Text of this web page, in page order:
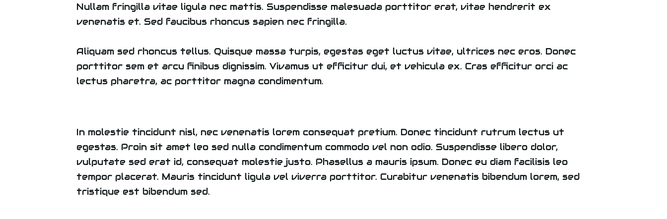
Nullam fringilla vitae ligula nec mattis. Suspendisse malesuada porttitor erat, vitae hendrerit ex
venenatis et. Sed faucibus rhoncus sapien nec fringilla.
Aliquam sed rhoncus tellus. Quisque massa turpis, egestas eget luctus vitae, ultrices nec eros. Donec
porttitor sem et arcu finibus dignissim. Vivamus ut efficitur dui, et vehicula ex. Cras efficitur orci ac
lectus pharetra, ac porttitor magna condimentum.
In molestie tincidunt nisl, nec venenatis lorem consequat pretium. Donec tincidunt rutrum lectus ut
egestas. Proin sit amet leo sed nulla condimentum commodo vel non odio. Suspendisse libero dolor,
vulputate sed erat id, consequat molestie justo. Phasellus a mauris ipsum. Donec eu diam facilisis leo
tempor placerat. Mauris tincidunt ligula vel viverra porttitor. Curabitur venenatis bibendum lorem, sed
tristique est bibendum sed.